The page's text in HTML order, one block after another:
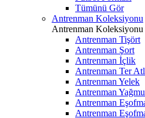
Tümünü Gör
Antrenman Koleksiyonu
Antrenman Koleksiyonu
Antrenman Tişört
Antrenman Şort
Antrenman İçlik
Antrenman Ter
Antrenman Yelek
Antrenman
Antrenman
Antrenman